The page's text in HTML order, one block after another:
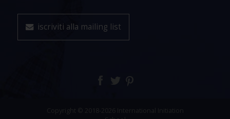
iscriviti alla mailing list
Copyright © 2018-2026 International Initiation